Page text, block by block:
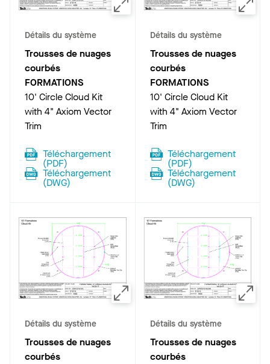
Détails du système
Trousses de nuages
courbés
FORMATIONS
10' Circle Cloud Kit
with 4" Axiom Vector
Trim
Téléchargement
(PDF)
Téléchargement
(DWG)
Détails du système
Trousses de nuages
courbés
FORMATIONS
10' Circle Cloud Kit
with 4" Axiom Vector
Trim
Téléchargement
(PDF)
Téléchargement
(DWG)
Détails du système
Trousses de nuages
courbés
Détails du système
Trousses de nuages
courbés